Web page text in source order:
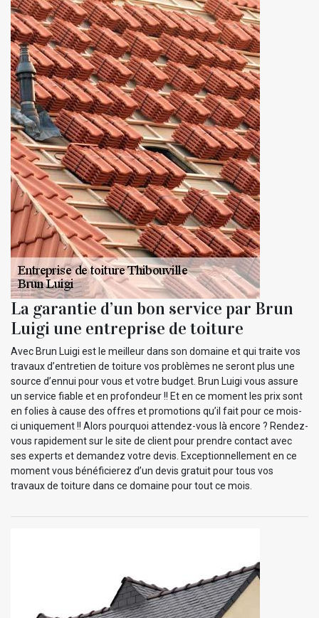
La garantie d’un bon service par Brun
Luigi une entreprise de toiture
Avec Brun Luigi est le meilleur dans son domaine et qui traite vos
travaux d’entretien de toiture vos problèmes ne seront plus une
source d’ennui pour vous et votre budget. Brun Luigi vous assure
un service fiable et en profondeur !! Et en ce moment les prix sont
en folies à cause des offres et promotions qu’il fait pour ce mois-
ci uniquement !! Alors pourquoi attendez-vous là encore ? Rendez-
vous rapidement sur le site de client pour prendre contact avec
ses experts et demandez votre devis. Exceptionnellement en ce
moment vous bénéficierez d’un devis gratuit pour tous vos
travaux de toiture dans ce domaine pour tout ce mois.